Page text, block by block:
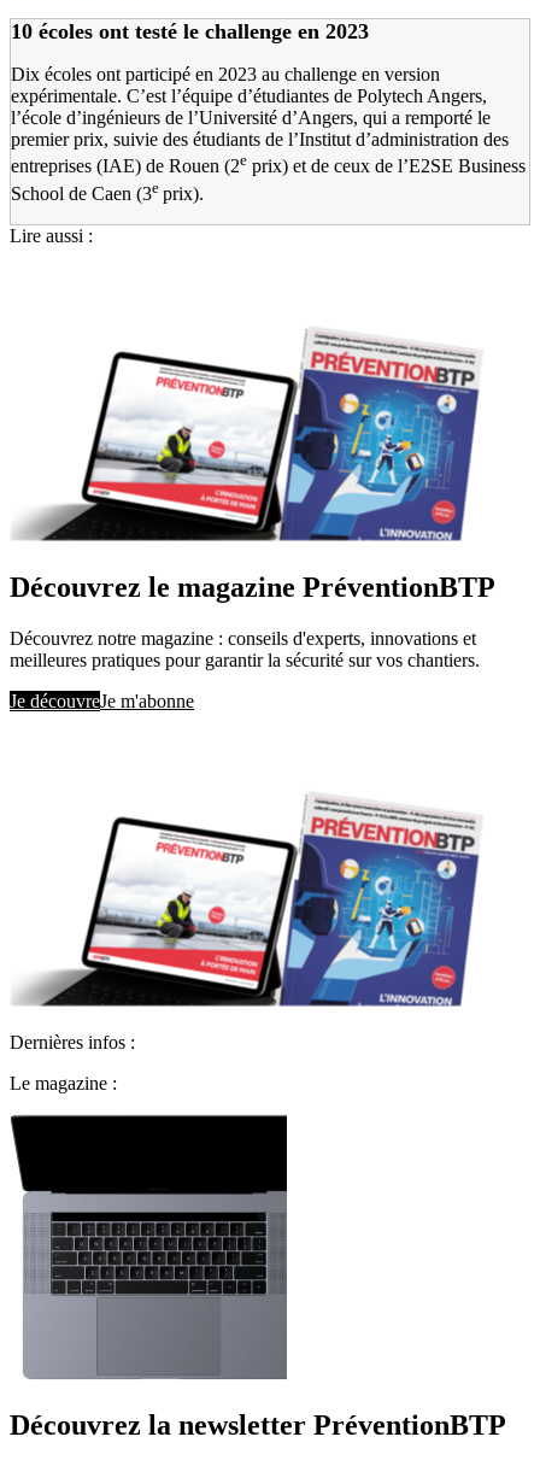
10 écoles ont testé le challenge en 2023
Dix écoles ont participé en 2023 au challenge en version
expérimentale. C’est l’équipe d’étudiantes de Polytech Angers,
l’école d’ingénieurs de l’Université d’Angers, qui a remporté le
premier prix, suivie des étudiants de l’Institut d’administration des
entreprises (IAE) de Rouen (2e prix) et de ceux de l’E2SE Business
School de Caen (3e prix).
Lire aussi :
Découvrez le magazine PréventionBTP
Découvrez notre magazine : conseils d'experts, innovations et
meilleures pratiques pour garantir la sécurité sur vos chantiers.
Je découvreJe m'abonne
Dernières infos :
Le magazine :
Découvrez la newsletter PréventionBTP